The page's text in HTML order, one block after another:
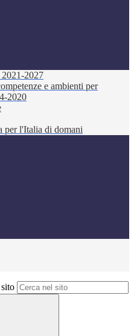
2021-2027
e ambienti per
2020
l'Italia di domani